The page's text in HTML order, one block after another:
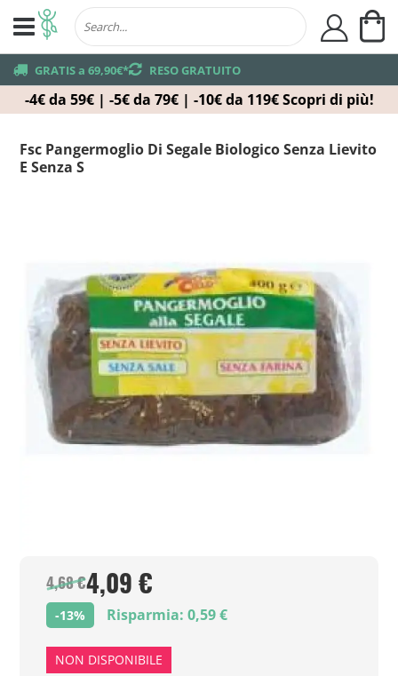
-4€ da 59€ | -5€ da 79€ | -10€ da 119€ Scopri di più!
truck GRATIS a 69,90€*returns RESO GRATUITO
user
Fsc Pangermoglio Di Segale Biologico Senza Lievito
E Senza S
4,68 €4,09 €
-13% Risparmia: 0,59 €
NON DISPONIBILE